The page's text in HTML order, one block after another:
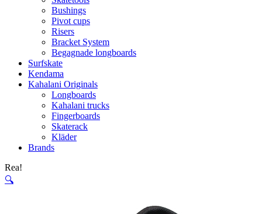
Bushings
Pivot cups
Risers
Bracket System
Begagnade longboards
Surfskate
Kendama
Kahalani Originals
Longboards
Kahalani trucks
Fingerboards
Skaterack
Kläder
Brands
Rea!
🔍